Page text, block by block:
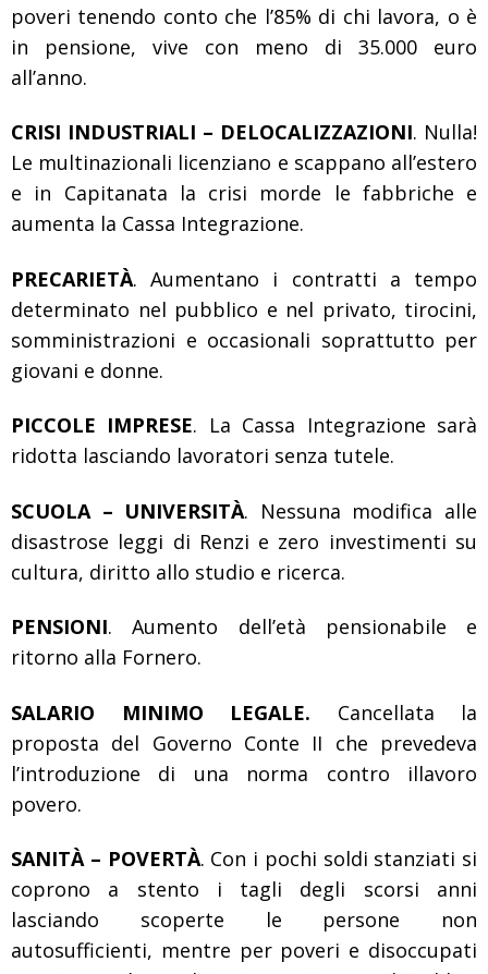
poveri tenendo conto che l’85% di chi lavora, o è
in pensione, vive con meno di 35.000 euro
all’anno.
CRISI INDUSTRIALI – DELOCALIZZAZIONI. Nulla!
Le multinazionali licenziano e scappano all’estero
e in Capitanata la crisi morde le fabbriche e
aumenta la Cassa Integrazione.
PRECARIETÀ. Aumentano i contratti a tempo
determinato nel pubblico e nel privato, tirocini,
somministrazioni e occasionali soprattutto per
giovani e donne.
PICCOLE IMPRESE. La Cassa Integrazione sarà
ridotta lasciando lavoratori senza tutele.
SCUOLA – UNIVERSITÀ. Nessuna modifica alle
disastrose leggi di Renzi e zero investimenti su
cultura, diritto allo studio e ricerca.
PENSIONI. Aumento dell’età pensionabile e
ritorno alla Fornero.
SALARIO MINIMO LEGALE. Cancellata la
proposta del Governo Conte II che prevedeva
l’introduzione di una norma contro illavoro
povero.
SANITÀ – POVERTÀ. Con i pochi soldi stanziati si
coprono a stento i tagli degli scorsi anni
lasciando scoperte le persone non
autosufficienti, mentre per poveri e disoccupati